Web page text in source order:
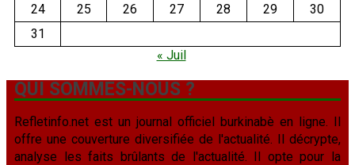
24
25 26 27 28 29
30
31
« Juil
QUI SOMMES-NOUS ?
Refletinfo.net est un journal officiel burkinabè en ligne. Il
offre une couverture diversifiée de l'actualité. Il décrypte,
analyse les faits brûlants de l'actualité. Il opte pour la